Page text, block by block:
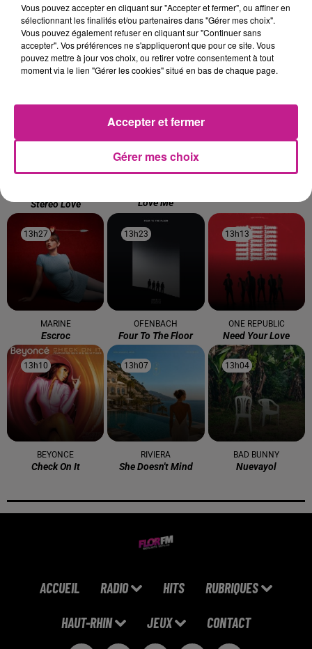
TITRES DIFFUSÉS
Stereo Love
Love Me
13h27
13h27
MARINE
Escroc
13h23
13h23
OFENBACH
Four To The Floor
13h13
13h13
ONE REPUBLIC
Need Your Love
13h10
13h10
BEYONCE
Check On It
13h07
13h07
RIVIERA
She Doesn't Mind
13h04
13h04
BAD BUNNY
Nuevayol
ACCUEIL RADIO HITS RUBRIQUES
HAUT-RHIN JEUX CONTACT
Vous pouvez accepter en cliquant sur "Accepter et fermer", ou affiner en
sélectionnant les finalités et/ou partenaires dans "Gérer mes choix".
Vous pouvez également refuser en cliquant sur "Continuer sans
accepter". Vos préférences ne s'appliqueront que pour ce site. Vous
pouvez mettre à jour vos choix, ou retirer votre consentement à tout
moment via le lien "Gérer les cookies" situé en bas de chaque page.
Gérer mes choix
Accepter et fermer